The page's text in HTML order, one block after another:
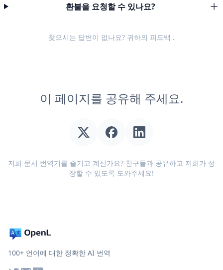
환불을 요청할 수 있나요?
찾으시는 답변이 없나요? 귀하의 피드백 .
이 페이지를 공유해 주세요.
저희 문서 번역기를 즐기고 계신가요? 친구들과 공유하고 저희가 성
장할 수 있도록 도와주세요!
100+ 언어에 대한 정확한 AI 번역